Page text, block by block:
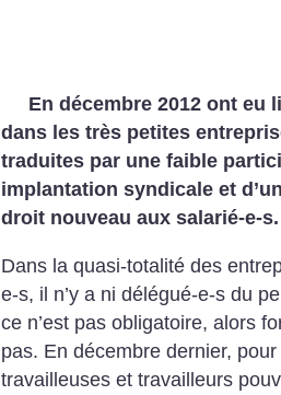
En décembre 2012 ont eu
dans les très petites
traduites par une faible
implantation syndicale et
droit nouveau aux salarié-e-s.
Dans la quasi-totalité des
e-s, il n’y a ni délégué-e-s du
ce n’est pas obligatoire, alors
pas. En décembre dernier,
travailleuses et travailleurs